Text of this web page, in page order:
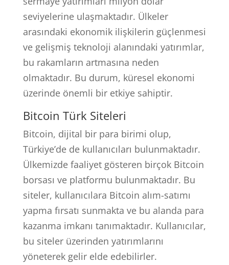
seviyelerine ulaşmaktadır. Ülkeler
arasındaki ekonomik ilişkilerin güçlenmesi
ve gelişmiş teknoloji alanındaki yatırımlar,
bu rakamların artmasına neden
olmaktadır. Bu durum, küresel ekonomi
üzerinde önemli bir etkiye sahiptir.
Bitcoin Türk Siteleri
Bitcoin, dijital bir para birimi olup,
Türkiye’de de kullanıcıları bulunmaktadır.
Ülkemizde faaliyet gösteren birçok Bitcoin
borsası ve platformu bulunmaktadır. Bu
siteler, kullanıcılara Bitcoin alım-satımı
yapma fırsatı sunmakta ve bu alanda para
kazanma imkanı tanımaktadır. Kullanıcılar,
bu siteler üzerinden yatırımlarını
yöneterek gelir elde edebilirler.